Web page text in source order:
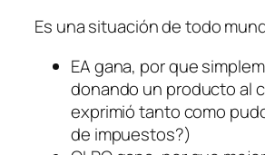
Es una situación de todo
EA gana, por que
donando un producto al
exprimió tanto como
de impuestos?)